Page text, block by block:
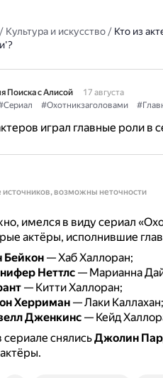
Культура и искусство/ Кто из
Поиска с Алисой
17 августа
#Охотникзаголовами
играл главные роли в
источников, возможны неточности
имелся в виду сериал
актёры, исполнившие
Бейкон— Хаб Халлоран;
Неттлс— Марианна
— Китти Халлоран;
Херриман— Лаки Каллахан;
Дженкинс— Кейд
сериале снялисьДжолин